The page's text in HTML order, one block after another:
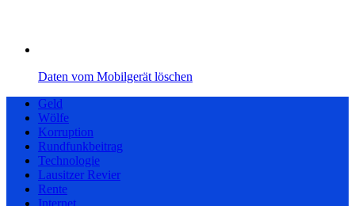
Daten vom Mobilgerät löschen
Geld
Wölfe
Korruption
Rundfunkbeitrag
Technologie
Lausitzer Revier
Rente